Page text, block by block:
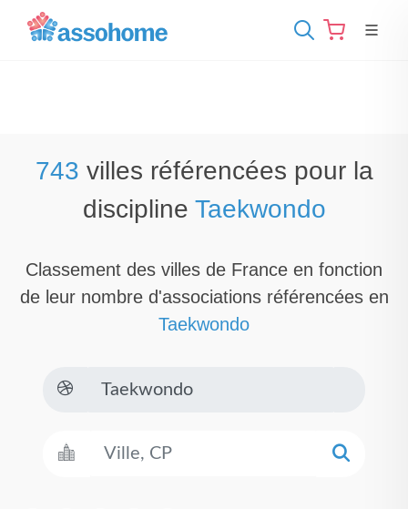
743 villes référencées pour la
discipline Taekwondo
Classement des villes de France en fonction
de leur nombre d'associations référencées en
Taekwondo